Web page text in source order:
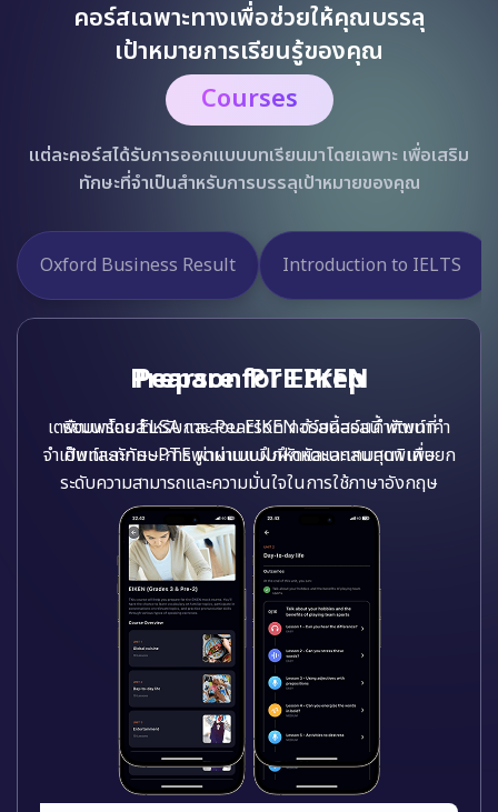
คอร์สเฉพาะทางเพื่อช่วยให้คุณบรรลุ
เป้าหมายการเรียนรู้ของคุณ
Courses
แต่ละคอร์สได้รับการออกแบบบทเรียนมาโดยเฉพาะ เพื่อเสริม
ทักษะที่จำเป็นสำหรับการบรรลุเป้าหมายของคุณ
Oxford Business Result Introduction to IELTS
Pearson PTE Prep
พัฒนาโดย ELSA และ Pearson คอร์สนี้สอนคำศัพท์ที่
จำเป็นและทักษะ PTE ผ่านแบบฝึกหัดและบทสนทนา เพื่อยก
ระดับความสามารถและความมั่นใจในการใช้ภาษาอังกฤษ
Prepare for EIKEN
เตรียมพร้อมสำหรับการสอบ EIKEN ด้วยคอร์สนี้ พัฒนาคำ
ศัพท์และทักษะการพูดผ่านแบบฝึกหัดและเกมสุดพิเศษ